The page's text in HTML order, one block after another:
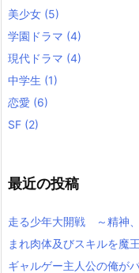
美少女 (5)
学園ドラマ (4)
現代ドラマ (4)
中学生 (1)
恋愛 (6)
SF (2)
最近の投稿
走る少年大開戦 ～精神
まれ肉体及びスキルを魔
ギャルゲー主人公の俺が